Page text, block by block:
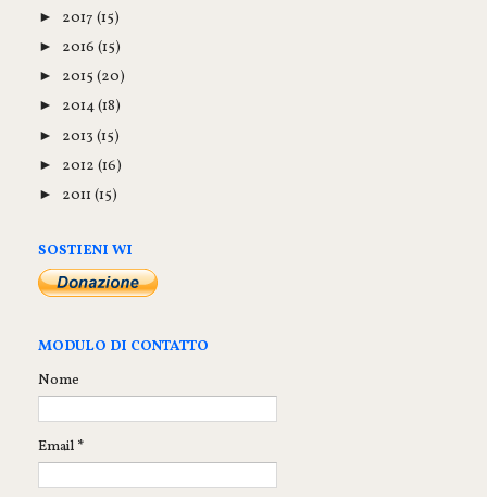
► 2017 (15)
► 2016 (15)
► 2015 (20)
► 2014(18)
► 2013 (15)
► 2012 (16)
► 2011 (15)
SOSTIENI WI
MODULO DI CONTATTO
Nome
Email *